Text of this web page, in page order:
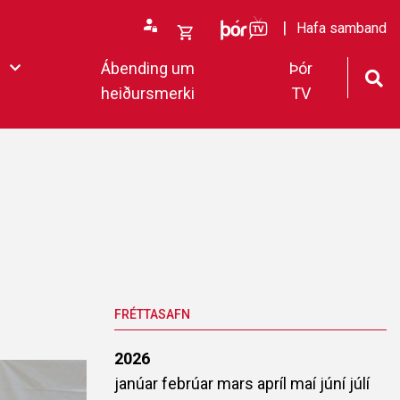
Ábending um
heiðursmerki
Þór
TV
Opna
körfu
ÞórTvHafa samband
FRÉTTASAFN
2026
janúarfebrúar mars apríl maí júní júlí